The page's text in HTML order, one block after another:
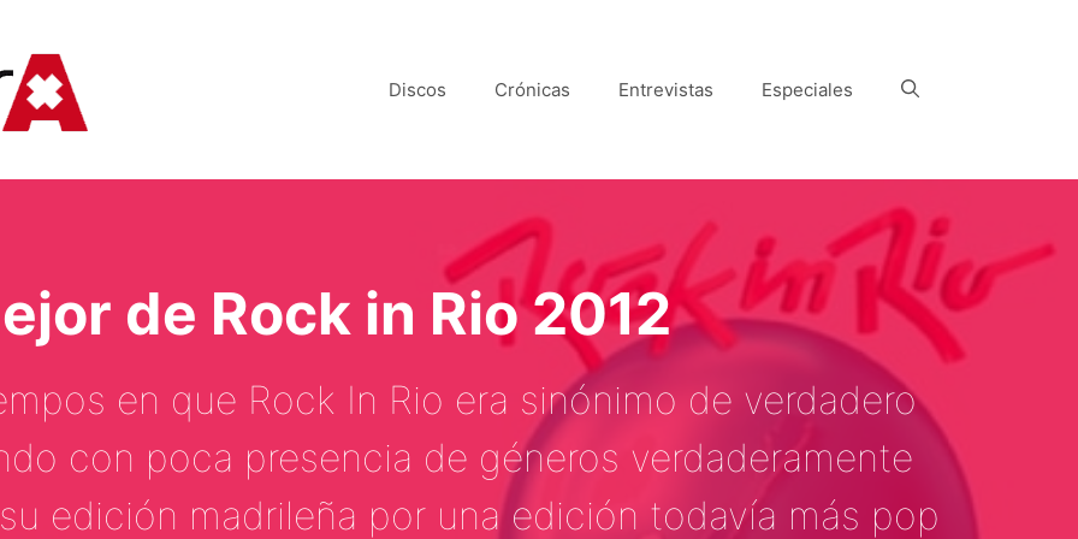
Discos Crónicas Entrevistas Especiales
de Rock in Rio 2012
en que Rock In Rio era sinónimo de verdadero
con poca presencia de géneros verdaderamente
edición madrileña por una edición todavía más pop